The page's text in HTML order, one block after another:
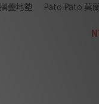
疊地墊
Pato Pato 莫